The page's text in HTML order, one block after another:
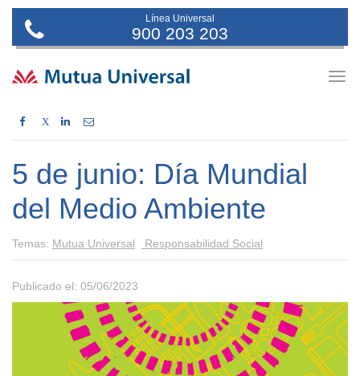
Línea Universal
900 203 203
X
5 de junio: Día Mundial
del Medio Ambiente
Temas: Mutua Universal Responsabilidad Social
Publicado el: 05/06/2023